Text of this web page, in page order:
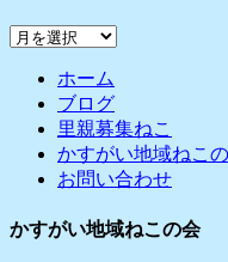
ー
月
ホーム
ブログ
里親募集ねこ
かすがい地域ねこ
お問い合わせ
かすがい地域ねこの会